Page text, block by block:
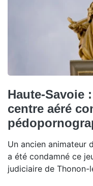
Haute-Savoie
centre aéré
Un ancien animateur
a été condamné ce
judiciaire de Thonon-